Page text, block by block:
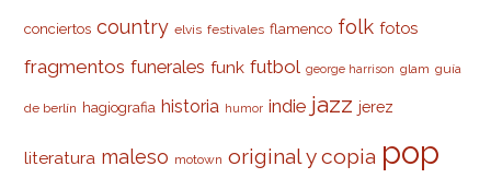
conciertos country elvis festivales flamenco folk fotos
fragmentos funerales funk futbol george harrison glam guía
de berlín hagiografia historia humor indie jazz jerez
literatura maleso motown original y copia pop